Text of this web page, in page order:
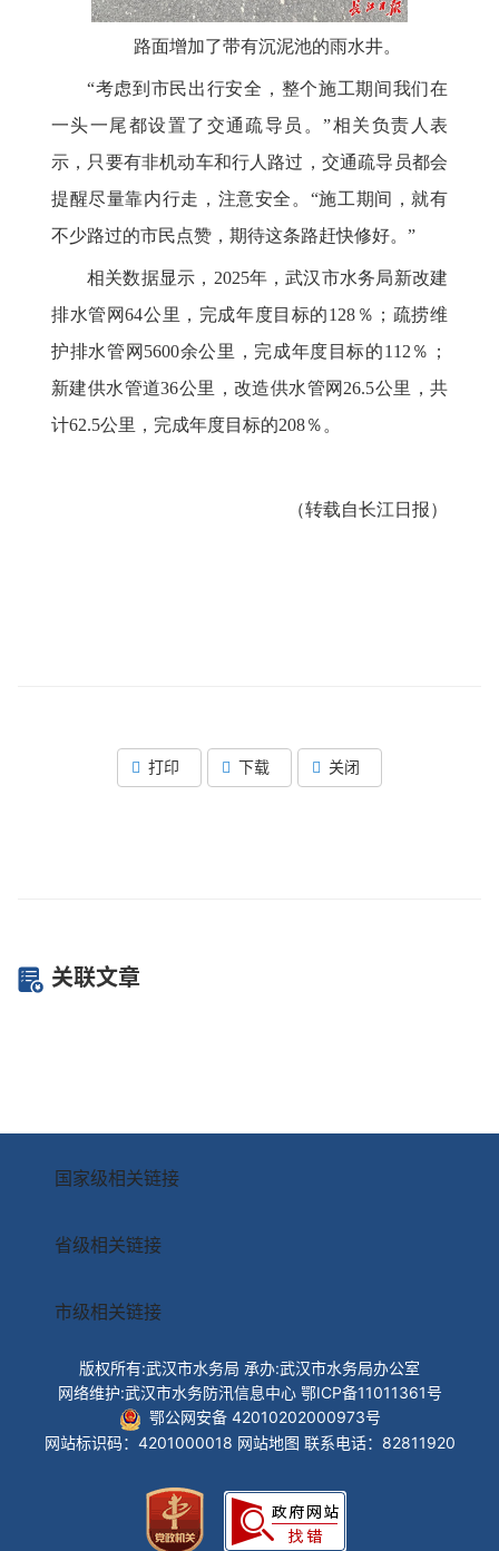
路面增加了带有沉泥池的雨水井。
“考虑到市民出行安全，整个施工期间我们在
一头一尾都设置了交通疏导员。”相关负责人表
示，只要有非机动车和行人路过，交通疏导员都会
提醒尽量靠内行走，注意安全。“施工期间，就有
不少路过的市民点赞，期待这条路赶快修好。”
相关数据显示，2025年，武汉市水务局新改建
排水管网64公里，完成年度目标的128％；疏捞维
护排水管网5600余公里，完成年度目标的112％；
新建供水管道36公里，改造供水管网26.5公里，共
计62.5公里，完成年度目标的208％。
（转载自长江日报）
打印 下载 关闭
关联文章
国家级相关链接
省级相关链接
市级相关链接
版权所有:武汉市水务局 承办:武汉市水务局办公室
网络维护:武汉市水务防汛信息中心 鄂ICP备11011361号
鄂公网安备 42010202000973号
网站标识码：4201000018 网站地图 联系电话：82811920